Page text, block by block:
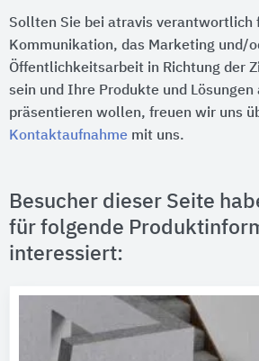
Sollten Sie bei atravis verantwortlich
Kommunikation, das Marketing und/
Öffentlichkeitsarbeit in Richtung der
sein und Ihre Produkte und Lösungen
präsentieren wollen, freuen wir uns
Kontaktaufnahme mit uns.
Besucher dieser Seite
für folgende
interessiert: